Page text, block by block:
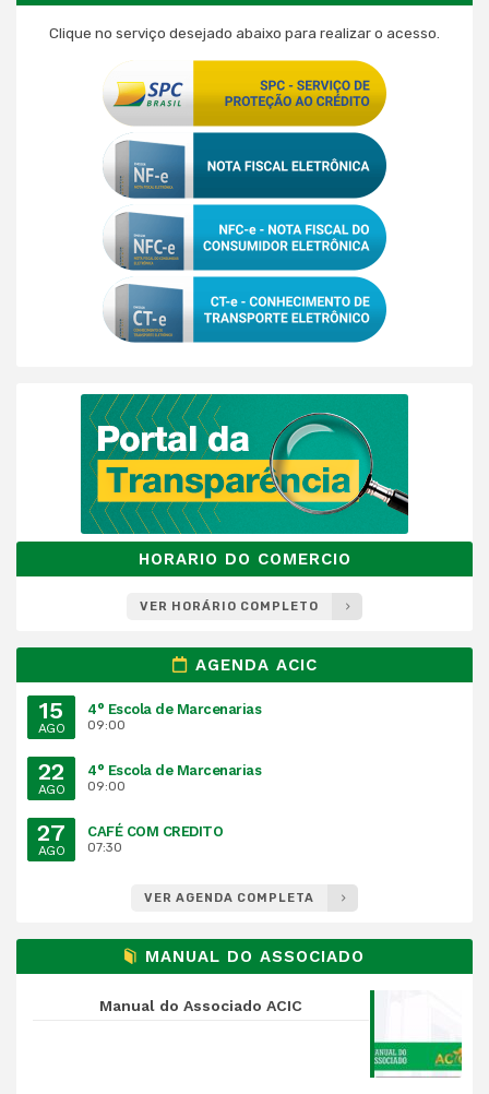
Clique no serviço desejado abaixo para realizar o acesso.
HORARIO DO COMERCIO
VER HORÁRIO COMPLETO
AGENDA ACIC
15
AGO
4° Escola de Marcenarias
09:00
22
AGO
4° Escola de Marcenarias
09:00
27
AGO
CAFÉ COM CREDITO
07:30
VER AGENDA COMPLETA
MANUAL DO ASSOCIADO
Manual do Associado ACIC